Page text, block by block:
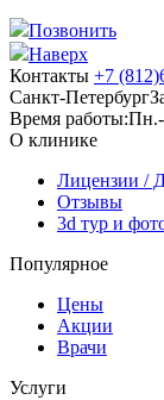
Позвонить
Наверх
Контакты +7 (812)
Санкт-Петербург
Время работы:Пн.-
О клинике
Лицензии /
Отзывы
3d тур и
Популярное
Цены
Акции
Врачи
Услуги